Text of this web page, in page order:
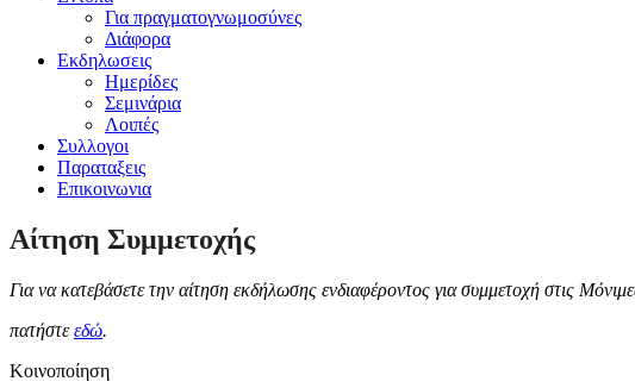
Για πραγματογνωμοσύνες
Διάφορα
Εκδηλωσεις
Ημερίδες
Σεμινάρια
Λοιπές
Συλλογοι
Παραταξεις
Επικοινωνια
Αίτηση Συμμετοχής
Για να κατεβάσετε την αίτηση εκδήλωσης ενδιαφέροντος για συμμετοχή στις
πατήστεεδώ.
Κοινοποίηση